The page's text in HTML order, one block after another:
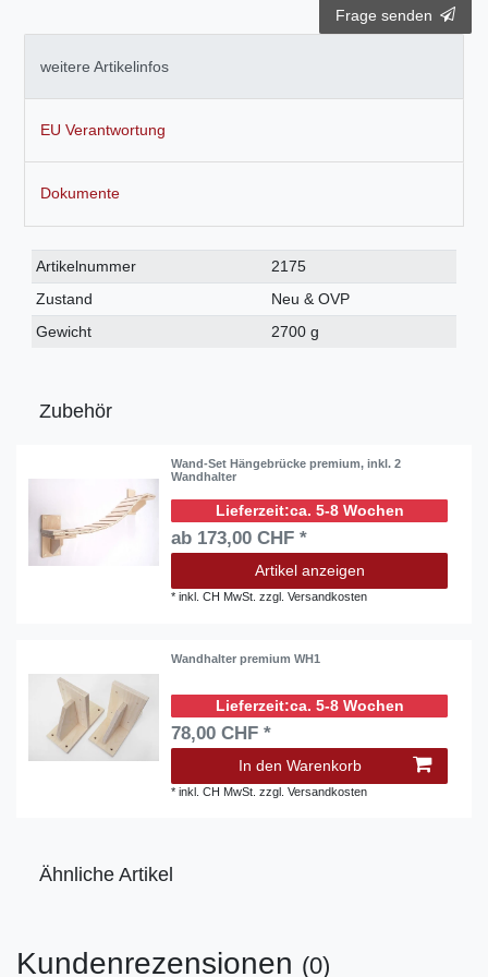
Frage senden
weitere Artikelinfos
EU Verantwortung
Dokumente
Technisches
Merkmal
Wert
Artikelnummer
2175
Zustand
Neu & OVP
Gewicht
2700 g
Zubehör
Wand-Set Hängebrücke premium, inkl. 2
Wandhalter
ca. 5-8 Wochen
ab 173,00 CHF *
Artikel anzeigen
*inkl. CH MwSt. zzgl.Versandkosten
Wandhalter premium WH1
ca. 5-8 Wochen
78,00 CHF *
In den Warenkorb
*inkl. CH MwSt. zzgl.Versandkosten
Ähnliche Artikel
Kundenrezensionen (0)